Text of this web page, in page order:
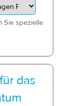
Sie spezielle
das